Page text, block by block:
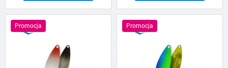
Promocja Promocja